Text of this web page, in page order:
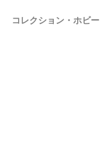
コレクション・ホビー